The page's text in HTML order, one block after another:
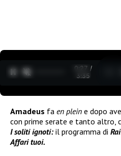
0:27 /
3:35
Amadeus fa en plein e dopo
con prime serate e tanto altro,
I soliti ignoti:il programma di
Affari tuoi.